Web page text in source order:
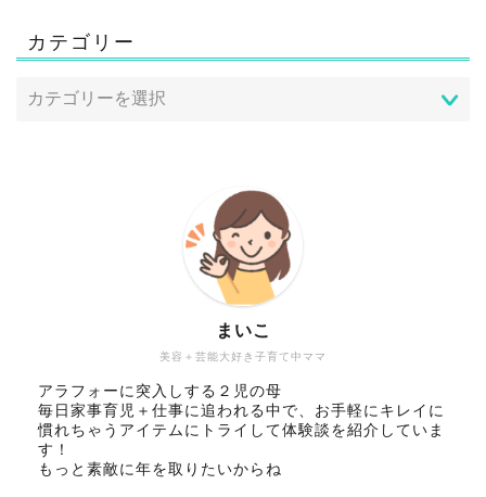
カテゴリー
美容＋芸能大好き子育て中ママ
まいこ
アラフォーに突入しする２児の母
毎日家事育児＋仕事に追われる中で、お手軽にキレイに
慣れちゃうアイテムにトライして体験談を紹介していま
す！
もっと素敵に年を取りたいからね